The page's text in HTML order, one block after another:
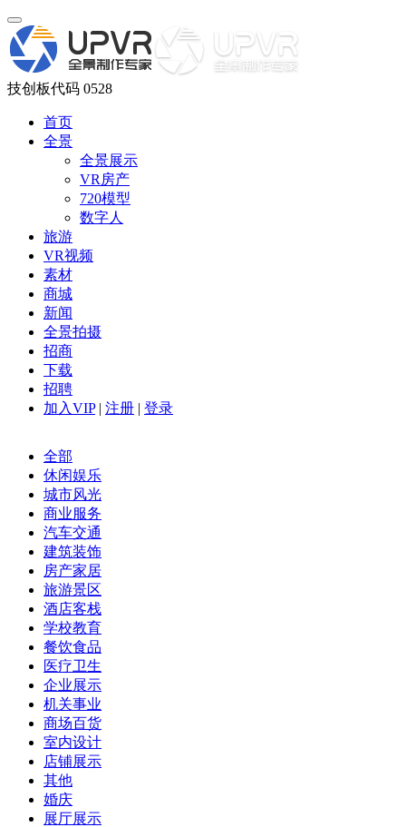
技创板代码 0528
首页
全景
全景展示
VR房产
720模型
数字人
旅游
VR视频
素材
商城
新闻
全景拍摄
招商
下载
招聘
加入VIP | 注册 | 登录
全部
休闲娱乐
城市风光
商业服务
汽车交通
建筑装饰
房产家居
旅游景区
酒店客栈
学校教育
餐饮食品
医疗卫生
企业展示
机关事业
商场百货
室内设计
店铺展示
其他
婚庆
展厅展示